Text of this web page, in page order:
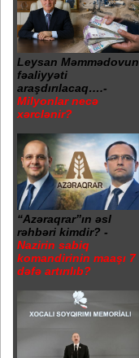
Leysan Məmmədovun
fəaliyyəti
araşdırılacaq….-
Milyonlar necə
xərclənir?
“Azəraqrar”ın əsl
rəhbəri kimdir? -
Nazirin sabiq
komandirinin maaşı 7
dəfə artırılıb?